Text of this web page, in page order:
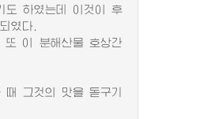
하였는데 이것이 후
였다.
이 분해산물 호상간
그것의 맛을 돋구기